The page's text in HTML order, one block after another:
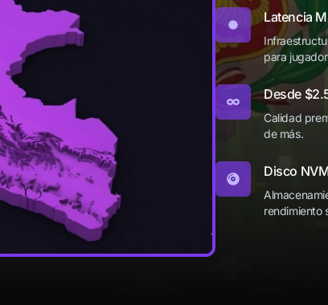
Latencia
para
Desde
Calidad
de más.
Disco
rendimiento